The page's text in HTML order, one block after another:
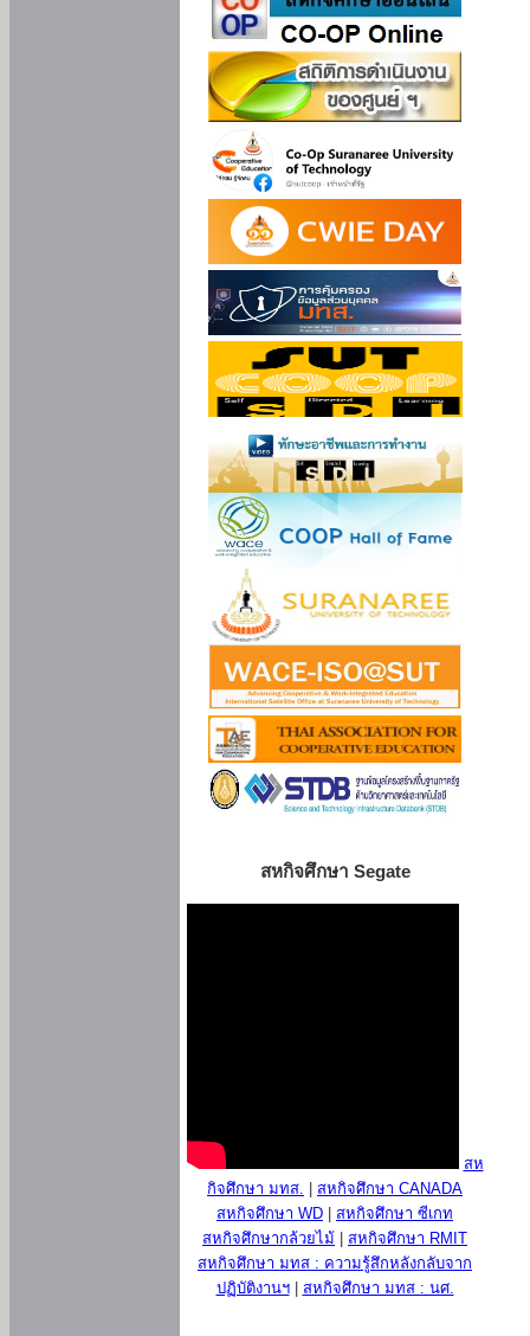
สหกิจศึกษา Segate
สห
กิจศึกษา มทส.
สหกิจศึกษา CANADA
สหกิจศึกษา WD
สหกิจศึกษา ซีเกท
สหกิจศึกษากล้วยไม้
สหกิจศึกษา RMIT
สหกิจศึกษา มทส : ความรู้สึกหลังกลับจาก
ปฏิบัติงานฯ| สหกิจศึกษา มทส : นศ.